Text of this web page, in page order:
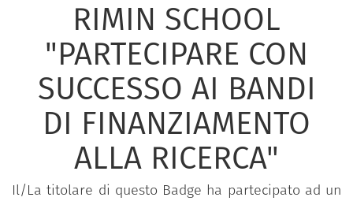
RIMIN SCHOOL
"PARTECIPARE CON
SUCCESSO AI BANDI
DI FINANZIAMENTO
ALLA RICERCA"
Il/La titolare di questo Badge ha partecipato ad un